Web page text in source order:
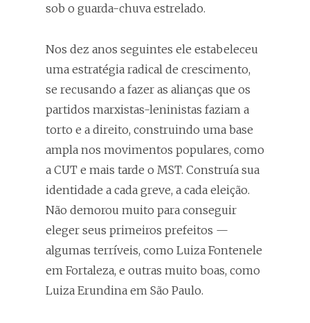
sob o guarda-chuva estrelado.
Nos dez anos seguintes ele estabeleceu
uma estratégia radical de crescimento,
se recusando a fazer as alianças que os
partidos marxistas-leninistas faziam a
torto e a direito, construindo uma base
ampla nos movimentos populares, como
a CUT e mais tarde o MST. Construía sua
identidade a cada greve, a cada eleição.
Não demorou muito para conseguir
eleger seus primeiros prefeitos —
algumas terríveis, como Luiza Fontenele
em Fortaleza, e outras muito boas, como
Luiza Erundina em São Paulo.